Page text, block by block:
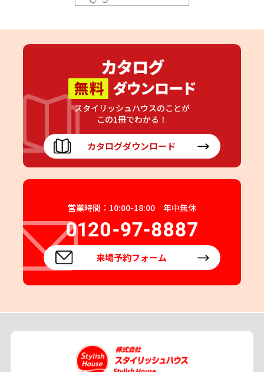
スタイリッシュハウスのことが
この1冊でわかる！
カタログダウンロード
営業時間：10:00-18:00 年中無休
来場予約フォーム